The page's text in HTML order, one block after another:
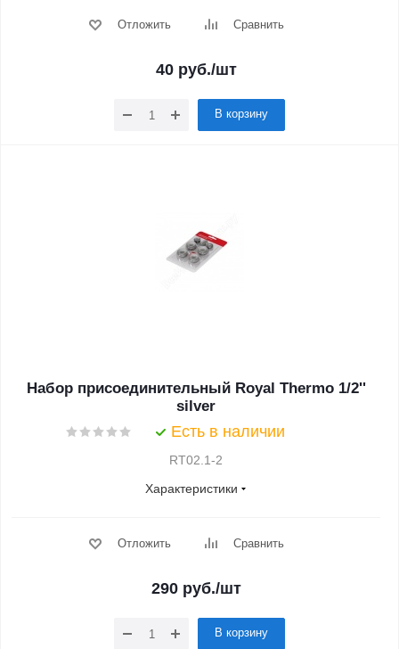
Отложить Сравнить
40 руб./шт
В корзину
Набор присоединительный Royal Thermo 1/2''
silver
Есть в наличии
RT02.1-2
Характеристики
Отложить Сравнить
290 руб./шт
В корзину